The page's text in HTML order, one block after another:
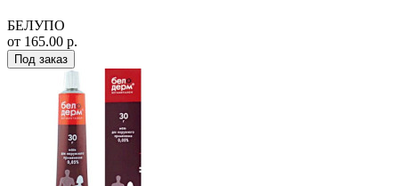
БЕЛУПО
от 165.00 р.
Под заказ